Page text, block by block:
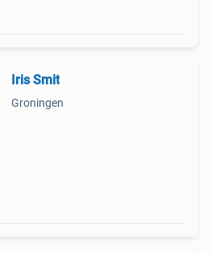
Iris Smit
Groningen